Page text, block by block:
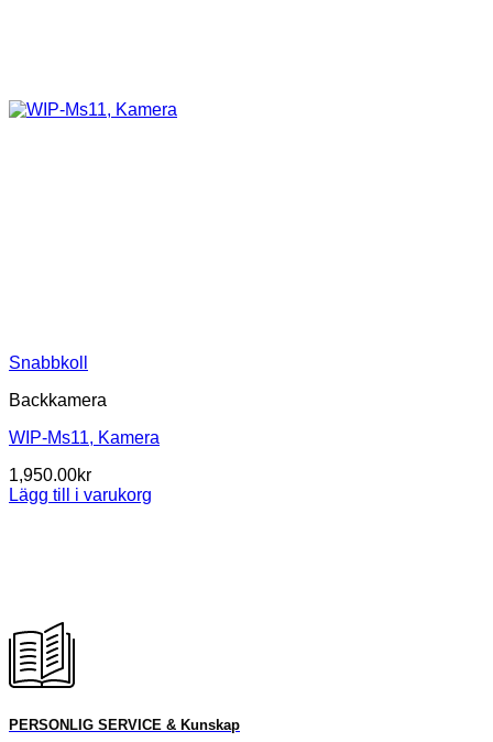
Snabbkoll
Backkamera
WIP-Ms11, Kamera
1,950.00kr
Lägg till i varukorg
PERSONLIG SERVICE & Kunskap